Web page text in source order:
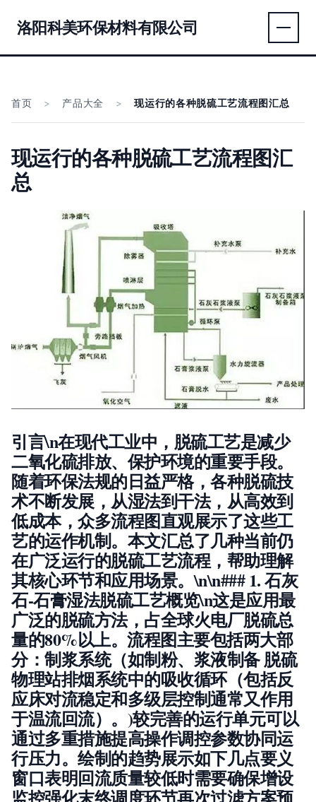
洛阳科美环保材料有限公司
首页 > 产品大全 > 现运行的各种脱硫工艺流程图汇总
现运行的各种脱硫工艺流程图汇
总
引言\n在现代工业中，脱硫工艺是减少
二氧化硫排放、保护环境的重要手段。
随着环保法规的日益严格，各种脱硫技
术不断发展，从湿法到干法，从高效到
低成本，众多流程图直观展示了这些工
艺的运作机制。本文汇总了几种当前仍
在广泛运行的脱硫工艺流程，帮助理解
其核心环节和应用场景。\n\n### 1. 石灰
石-石膏湿法脱硫工艺概览\n这是应用最
广泛的脱硫方法，占全球火电厂脱硫总
量的80%以上。流程图主要包括两大部
分：制浆系统（如制粉、浆液制备脱硫
物理站排烟系统中的吸收循环（包括反
应床对流稳定和多级层控制通常又作用
于温流回流）。)较完善的运行单元可以
通过多重措施提高操作调控参数协同运
行压力。绘制的趋势展示如下几点要义
窗口表明回流质量较低时需要确保增设